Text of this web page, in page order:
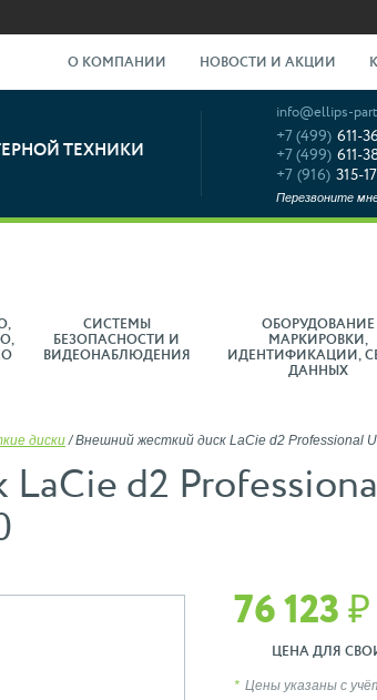
О КОМПАНИИ НОВОСТИ И АКЦИИ
ТЕХНИКИ
info@ellips-
+7 (499) 611-
+7 (499) 611-
+7 (916) 315-
Перезвоните
СИСТЕМЫ
БЕЗОПАСНОСТИ И
ВИДЕОНАБЛЮДЕНИЯ
ОБОРУДОВАНИЕ
МАРКИРОВКИ,
ИДЕНТИФИКАЦИИ,
ДАННЫХ
диски /Внешний жесткий диск LaCie d2 Professional
d2
76 123 ₽
ЦЕНА ДЛЯ
Цены указаны с